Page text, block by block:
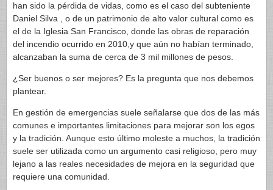
han sido la pérdida de vidas, como es el caso del subteniente
Daniel Silva , o de un patrimonio de alto valor cultural como es
el de la Iglesia San Francisco, donde las obras de reparación
del incendio ocurrido en 2010,y que aún no habían terminado,
alcanzaban la suma de cerca de 3 mil millones de pesos.
¿Ser buenos o ser mejores? Es la pregunta que nos debemos
plantear.
En gestión de emergencias suele señalarse que dos de las más
comunes e importantes limitaciones para mejorar son los egos
y la tradición. Aunque esto último moleste a muchos, la tradición
suele ser utilizada como un argumento casi religioso, pero muy
lejano a las reales necesidades de mejora en la seguridad que
requiere una comunidad.